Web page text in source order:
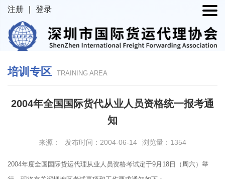
注册 登录
培训专区 TRAINING AREA
2004年全国国际货代从业人员资格统一报考通
知
来源： 发布时间：2004-06-14 浏览量：1354
2004年度全国国际货运代理从业人员资格考试定于9月18日（周六）举